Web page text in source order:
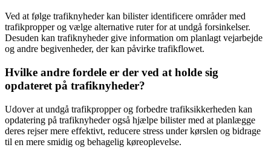
Ved at følge trafiknyheder kan bilister identificere områder med
trafikpropper og vælge alternative ruter for at undgå forsinkelser.
Desuden kan trafiknyheder give information om planlagt vejarbejde
og andre begivenheder, der kan påvirke trafikflowet.
Hvilke andre fordele er der ved at holde sig
opdateret på trafiknyheder?
Udover at undgå trafikpropper og forbedre trafiksikkerheden kan
opdatering på trafiknyheder også hjælpe bilister med at planlægge
deres rejser mere effektivt, reducere stress under kørslen og bidrage
til en mere smidig og behagelig køreoplevelse.